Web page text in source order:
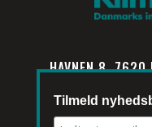
HAVNEN 8, 7620
Tilmeld